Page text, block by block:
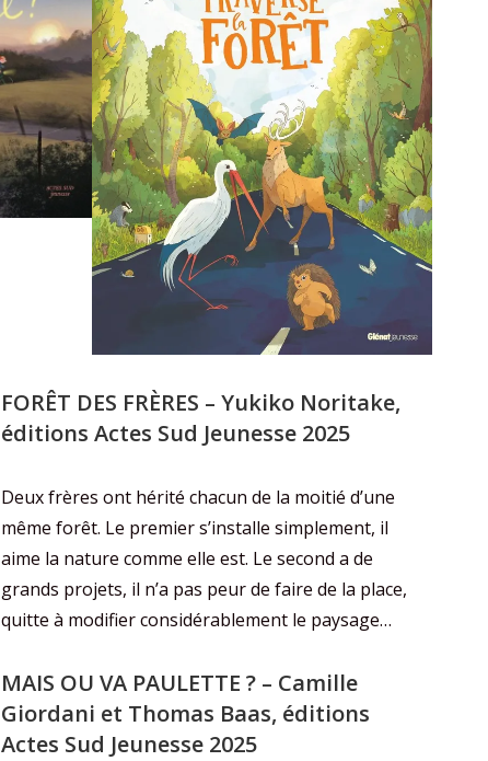
FORÊT DES FRÈRES – Yukiko Noritake,
éditions Actes Sud Jeunesse 2025
Deux frères ont hérité chacun de la moitié d’une
même forêt. Le premier s’installe simplement, il
aime la nature comme elle est. Le second a de
grands projets, il n’a pas peur de faire de la place,
quitte à modifier considérablement le paysage…
MAIS OU VA PAULETTE ? – Camille
Giordani et Thomas Baas, éditions
Actes Sud Jeunesse 2025